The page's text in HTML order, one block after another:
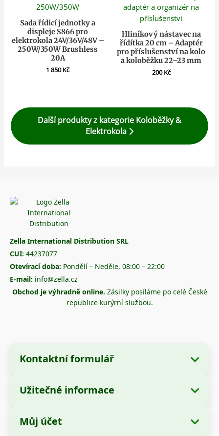
Sada řídicí jednotky a
displeje S866 pro
elektrokola 24V/36V/48V –
250W/350W Brushless
20A
1 850Kč
Hliníkový nástavec na
řídítka 20 cm – Adaptér
pro příslušenství na kolo
a koloběžku 22–23 mm
200Kč
Další produkty z kategorie Koloběžky &
Elektrokola
Zella International Distribution SRL
CUI: 44237077
Otevírací doba: Pondělí – Neděle, 08:00 – 22:00
E-mail: info@zella.cz
Obchod je výhradně online. Zásilky posíláme po celé České
republice kurýrní službou.
Kontaktní formulář
Název společnosti:
Distribution SRL
Užitečné informace
Jak objednávat?
Můj účet